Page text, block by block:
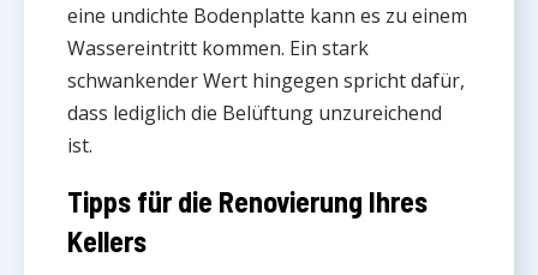
eine undichte Bodenplatte kann es zu einem
Wassereintritt kommen. Ein stark
schwankender Wert hingegen spricht dafür,
dass lediglich die Belüftung unzureichend
ist.
Tipps für die Renovierung Ihres
Kellers